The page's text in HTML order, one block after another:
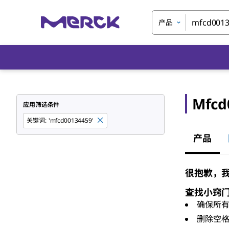
产品
应用筛选条件
关键词: 'mfcd00134459'
产品
很抱歉，
查找小窍门
确保所
删除空